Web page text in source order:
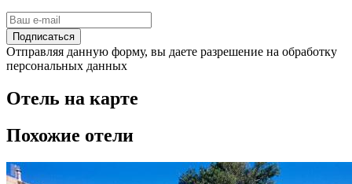
Подписаться
Отправляя данную форму, вы даете разрешение на обработку
персональных данных
Отель на карте
Похожие отели